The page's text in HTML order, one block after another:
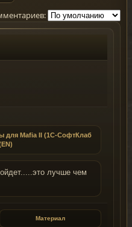
для Mafia II (1C-СофтКлаб
лучше чем
Материал